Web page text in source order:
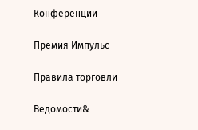
Конференции
Премия Импульс
Правила торговли
Ведомости&